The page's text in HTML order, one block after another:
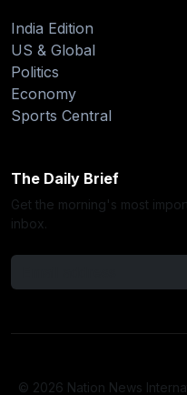
India Edition
US & Global
Politics
Economy
Sports Central
The Daily Brief
Get the morning's most
inbox.
© 2026 Nation News